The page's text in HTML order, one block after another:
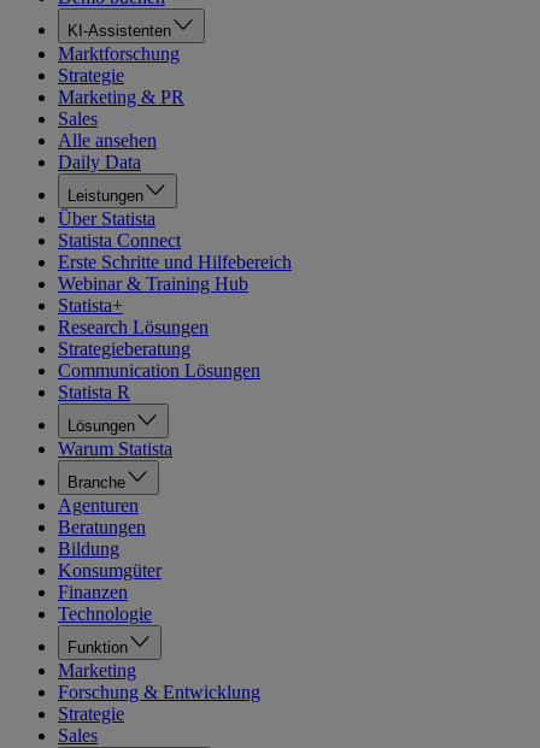
KI-Assistenten
Marktforschung
Strategie
Marketing & PR
Sales
Alle ansehen
Daily Data
Leistungen
Über Statista
Statista Connect
Erste Schritte und Hilfebereich
Webinar & Training Hub
Statista+
Research Lösungen
Strategieberatung
Communication Lösungen
Statista R
Lösungen
Warum Statista
Branche
Agenturen
Beratungen
Bildung
Konsumgüter
Finanzen
Technologie
Funktion
Marketing
Forschung & Entwicklung
Strategie
Sales